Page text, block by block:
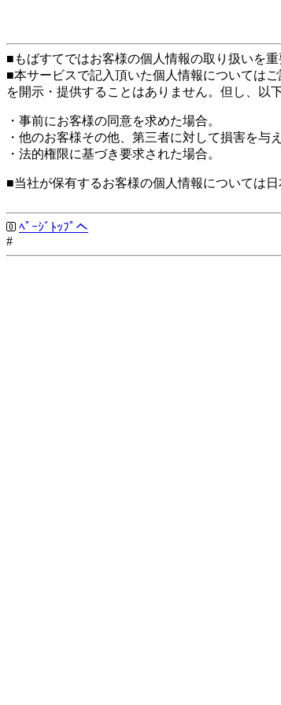
■もばすてではお客様の個人情報の取り扱いを
■本サービスで記入頂いた個人情報については
を開示・提供することはありません。但し、以
・事前にお客様の同意を求めた場合。
・他のお客様その他、第三者に対して損害を与
・法的権限に基づき要求された場合。
■当社が保有するお客様の個人情報については
ﾍﾟｰｼﾞﾄｯﾌﾟへ
#